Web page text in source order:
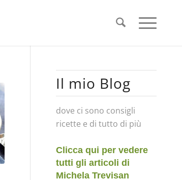
Il mio Blog
dove ci sono consigli
ricette e di tutto di più
Clicca qui per vedere
tutti gli articoli di
Michela Trevisan